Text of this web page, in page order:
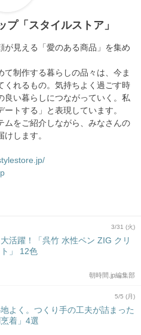
プ「スタイルストア」
が見える「愛のある商品」を集め
制作する暮らしの品々は、今ま
くれるもの。気持ちよく過ごす時
良い暮らしにつながっていく。私
トする」と表現しています。
ムをご紹介しながら、みなさんの
します。
3/31 (火)
活躍！「呉竹 水性ペン ZIG クリ
」 12色
朝時間.jp編集部
5/5 (月)
よく。つくり手の工夫が詰まった
着」4選